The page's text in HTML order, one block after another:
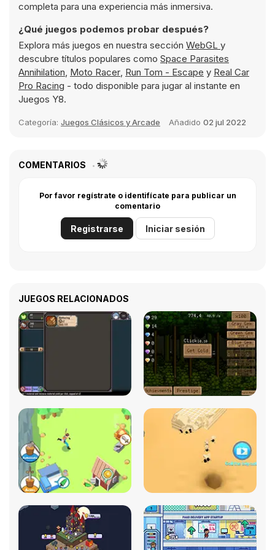
completa para una experiencia más inmersiva.
¿Qué juegos podemos probar después?
Explora más juegos en nuestra sección WebGL y
descubre títulos populares como Space Parasites
Annihilation, Moto Racer, Run Tom - Escape y Real Car
Pro Racing - todo disponible para jugar al instante en
Juegos Y8.
Categoría: Juegos Clásicos y Arcade Añadido 02 jul 2022
COMENTARIOS
Por favor regístrate o identifícate para publicar un
comentario
Registrarse Iniciar sesión
JUEGOS RELACIONADOS